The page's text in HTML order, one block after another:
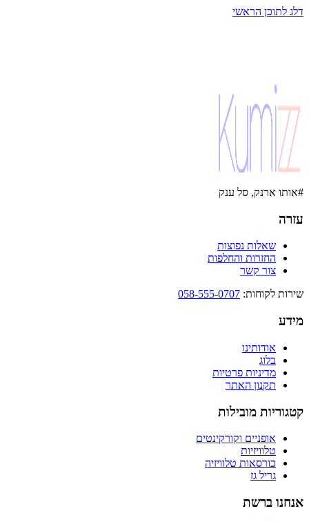
דלג לתוכן הראשי
#אותו ארנק, סל ענק
עזרה
שאלות נפוצות
החזרות והחלפות
צור קשר
שירות לקוחות:
058-555-0707
מידע
אודותינו
בלוג
מדיניות פרטיות
תקנון האתר
קטגוריות מובילות
אופניים וקורקינטים
טלוויזיות
כורסאות טלוויזיה
גריל גז
אנחנו ברשת